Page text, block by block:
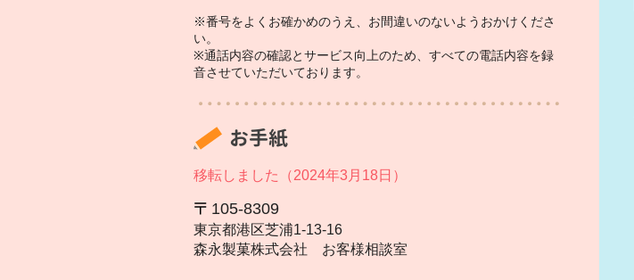
※番号をよくお確かめのうえ、お間違いのないようおかけくださ
い。
※通話内容の確認とサービス向上のため、すべての電話内容を録
音させていただいております。
お手紙
移転しました（2024年3月18日）
105‐8309
東京都港区芝浦1‐13‐16
森永製菓株式会社 お客様相談室